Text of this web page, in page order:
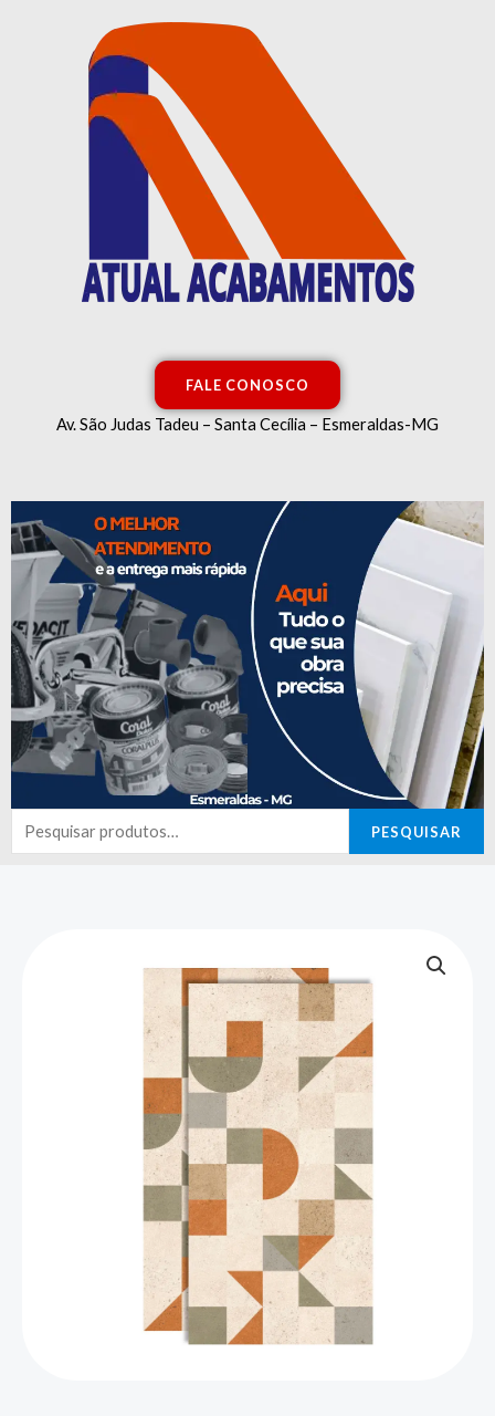
FALE CONOSCO
Av. São Judas Tadeu – Santa Cecília – Esmeraldas-MG
Pesquisar
por:
PESQUISAR